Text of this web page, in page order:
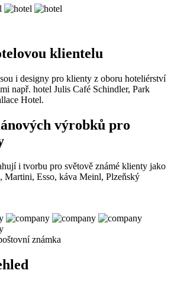
klientelu
i designy pro klienty z oboru hoteliérství
např. hotel Julis Café Schindler, Park
Hotel.
výrobků pro
i tvorbu pro světově známé klienty jako
Martini, Esso, káva Meinl, Plzeňský